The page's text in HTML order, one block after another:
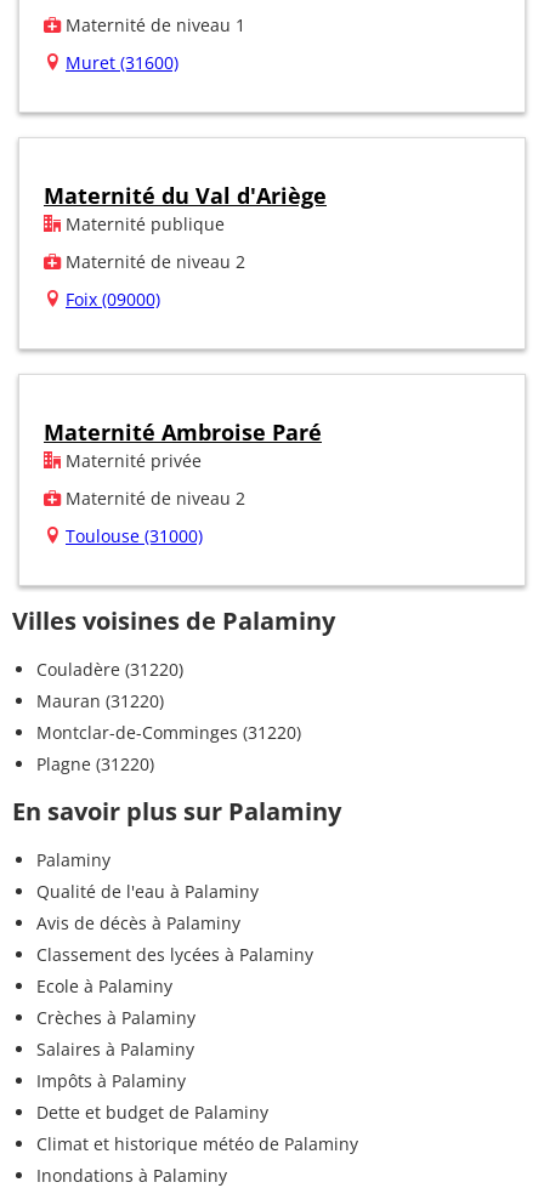
Maternité de niveau 1
Muret (31600)
Maternité du Val d'Ariège
Maternité publique
Maternité de niveau 2
Foix (09000)
Maternité Ambroise Paré
Maternité privée
Maternité de niveau 2
Toulouse (31000)
Villes voisines de Palaminy
Couladère (31220)
Mauran (31220)
Montclar-de-Comminges (31220)
Plagne (31220)
En savoir plus sur Palaminy
Palaminy
Qualité de l'eau à Palaminy
Avis de décès à Palaminy
Classement des lycées à Palaminy
Ecole à Palaminy
Crèches à Palaminy
Salaires à Palaminy
Impôts à Palaminy
Dette et budget de Palaminy
Climat et historique météo de Palaminy
Inondations à Palaminy